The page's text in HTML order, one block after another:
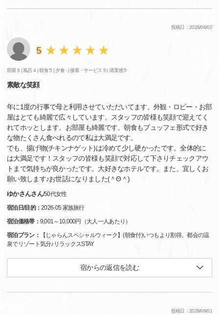
投稿日：2026/06/02
5
部屋 5 | 風呂 4 |朝食 5 | 夕食 - |接客・サービス 5 |清潔感 5
素敵な笑顔
年に1度の行事で母と利用させていただいてます。外観・ロビー・お部
屋はとても綺麗で広々しています。スタッフの皆様も笑顔で迎えてく
れてホッとします。お部屋も綺麗です。朝食もブュッフェ形式で好き
な物たくさん食べれるので私は大満足です。
でも、揚げ物(チキンナゲット)は冷めて少し硬かったです。全体的に
は大満足です！スタッフの皆様も笑顔で対応して下さりチェックアウ
トまで気持ちが良かったです。大好きなホテルです。また、宜しくお
願い致します♪お世話になりました(＾Θ＾)
ゆかさんさん/50代女性
宿泊日/目的：2026-05 家族旅行
宿泊価格帯： 9,001～10,000円（大人一人あたり）
宿泊プラン：
【じゃらんスペシャルウィーク】(朝食付)いつもより割得。都会の温
泉でリゾート気分♪リラックスSTAY
宿からの返信を読む
投稿日：2026/06/01